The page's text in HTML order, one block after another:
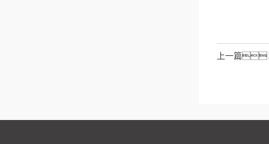
如：三加
上一篇